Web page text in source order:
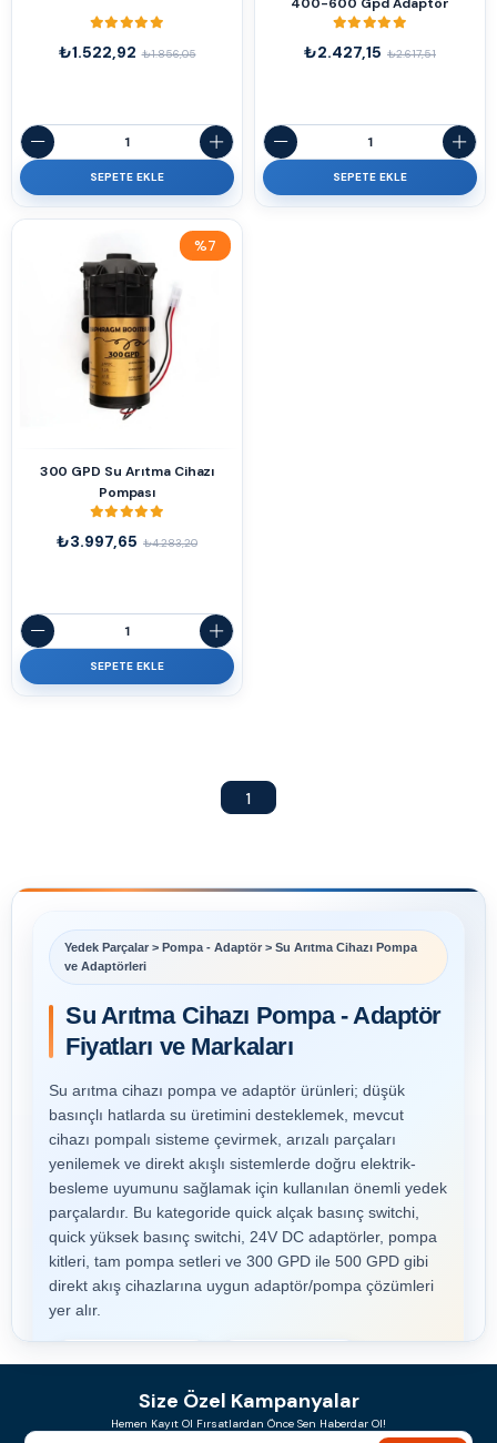
₺1.522,92 ₺1.856,05
SEPETE EKLE
₺2.427,15 ₺2.617,51
SEPETE EKLE
300 GPD Su Arıtma Cihazı
Pompası
₺3.997,65 ₺4.283,20
%7
%7İndirim
SEPETE EKLE
1
Yedek Parçalar > Pompa - Adaptör > Su Arıtma Cihazı Pompa
ve Adaptörleri
Su Arıtma Cihazı Pompa - Adaptör
Fiyatları ve Markaları
Su arıtma cihazı pompa ve adaptör ürünleri; düşük
basınçlı hatlarda su üretimini desteklemek, mevcut
cihazı pompalı sisteme çevirmek, arızalı parçaları
yenilemek ve direkt akışlı sistemlerde doğru elektrik-
besleme uyumunu sağlamak için kullanılan önemli yedek
parçalardır. Bu kategoride quick alçak basınç switchi,
quick yüksek basınç switchi, 24V DC adaptörler, pompa
kitleri, tam pompa setleri ve 300 GPD ile 500 GPD gibi
direkt akış cihazlarına uygun adaptör/pompa çözümleri
yer alır.
🧰 Switch & Kit Ürünleri 🚰 Direkt Akış Uyumlu
Size Özel Kampanyalar
Hemen Kayıt Ol Fırsatlardan Önce Sen Haberdar Ol!